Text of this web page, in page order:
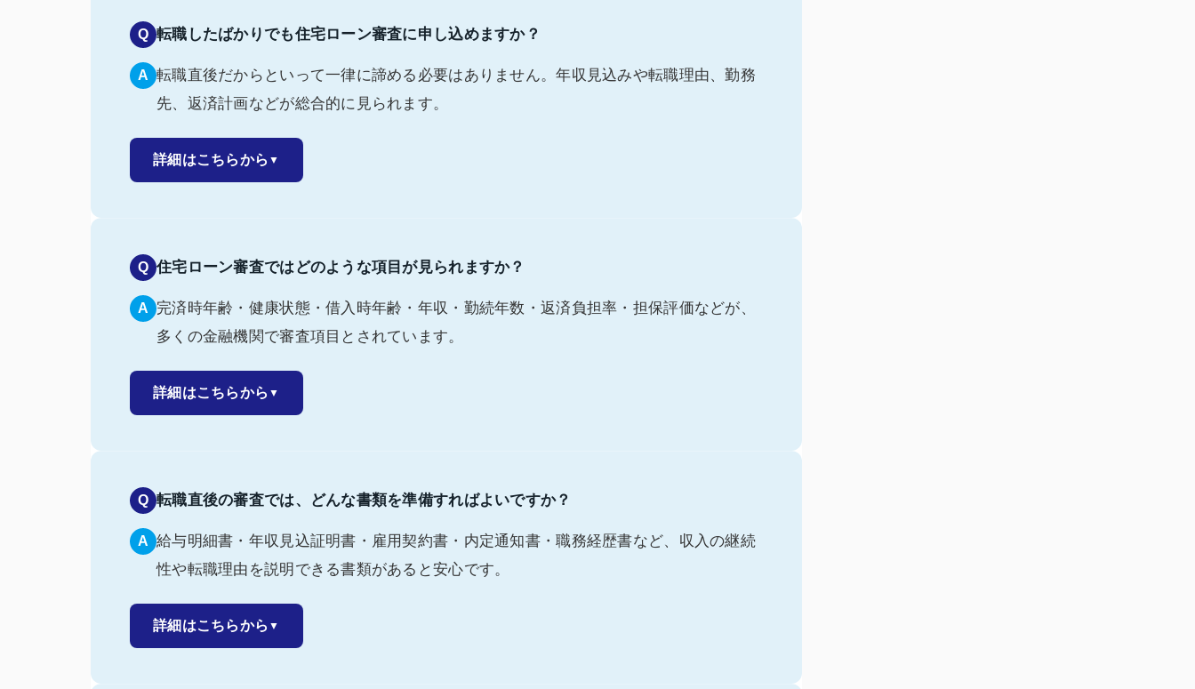
Q 転職したばかりでも住宅ローン審査に申し込めますか？
A 転職直後だからといって一律に諦める必要はありません。年収見込みや転職理由、勤務
先、返済計画などが総合的に見られます。
詳細はこちらから ▼
Q 住宅ローン審査ではどのような項目が見られますか？
A
完済時年齢・健康状態・借入時年齢・年収・勤続年数・返済負担率・担保評価などが、
多くの金融機関で審査項目とされています。
詳細はこちらから ▼
Q 転職直後の審査では、どんな書類を準備すればよいですか？
A 給与明細書・年収見込証明書・雇用契約書・内定通知書・職務経歴書など、収入の継続
性や転職理由を説明できる書類があると安心です。
詳細はこちらから ▼